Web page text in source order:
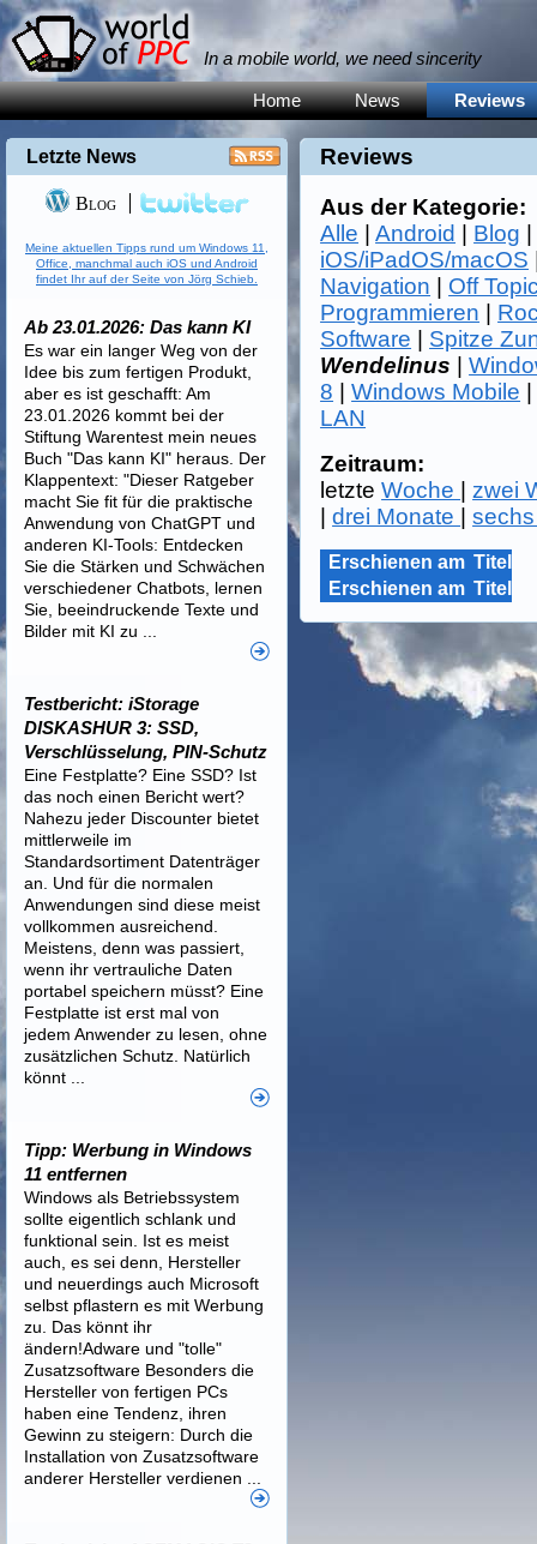
In a mobile world, we need sincerity
Home News Reviews
Reviews
Aus der Kategorie:
Alle |Android Blog
iOS/iPadOS/macOS
Navigation
Off
Programmieren
Software
Spitze
Wendelinus |
8 |Windows Mobile
LAN
Zeitraum:
letzteWoche
zwei
|drei Monate |
Erschienen am Titel
Erschienen am Titel
Letzte News
Blog
Meine aktuellen Tipps rund um Windows 11,
Office, manchmal auch iOS und Android
findet Ihr auf der Seite von Jörg Schieb.
Ab 23.01.2026: Das kann KI
Es war ein langer Weg von der
Idee bis zum fertigen Produkt,
aber es ist geschafft: Am
23.01.2026 kommt bei der
Stiftung Warentest mein neues
Buch "Das kann KI" heraus. Der
Klappentext: "Dieser Ratgeber
macht Sie fit für die praktische
Anwendung von ChatGPT und
anderen KI-Tools: Entdecken
Sie die Stärken und Schwächen
verschiedener Chatbots, lernen
Sie, beeindruckende Texte und
Bilder mit KI zu ...
Testbericht: iStorage
DISKASHUR 3: SSD,
Verschlüsselung, PIN-Schutz
Eine Festplatte? Eine SSD? Ist
das noch einen Bericht wert?
Nahezu jeder Discounter bietet
mittlerweile im
Standardsortiment Datenträger
an. Und für die normalen
Anwendungen sind diese meist
vollkommen ausreichend.
Meistens, denn was passiert,
wenn ihr vertrauliche Daten
portabel speichern müsst? Eine
Festplatte ist erst mal von
jedem Anwender zu lesen, ohne
zusätzlichen Schutz. Natürlich
könnt ...
Tipp: Werbung in Windows
11 entfernen
Windows als Betriebssystem
sollte eigentlich schlank und
funktional sein. Ist es meist
auch, es sei denn, Hersteller
und neuerdings auch Microsoft
selbst pflastern es mit Werbung
zu. Das könnt ihr
ändern!Adware und "tolle"
Zusatzsoftware Besonders die
Hersteller von fertigen PCs
haben eine Tendenz, ihren
Gewinn zu steigern: Durch die
Installation von Zusatzsoftware
anderer Hersteller verdienen ...